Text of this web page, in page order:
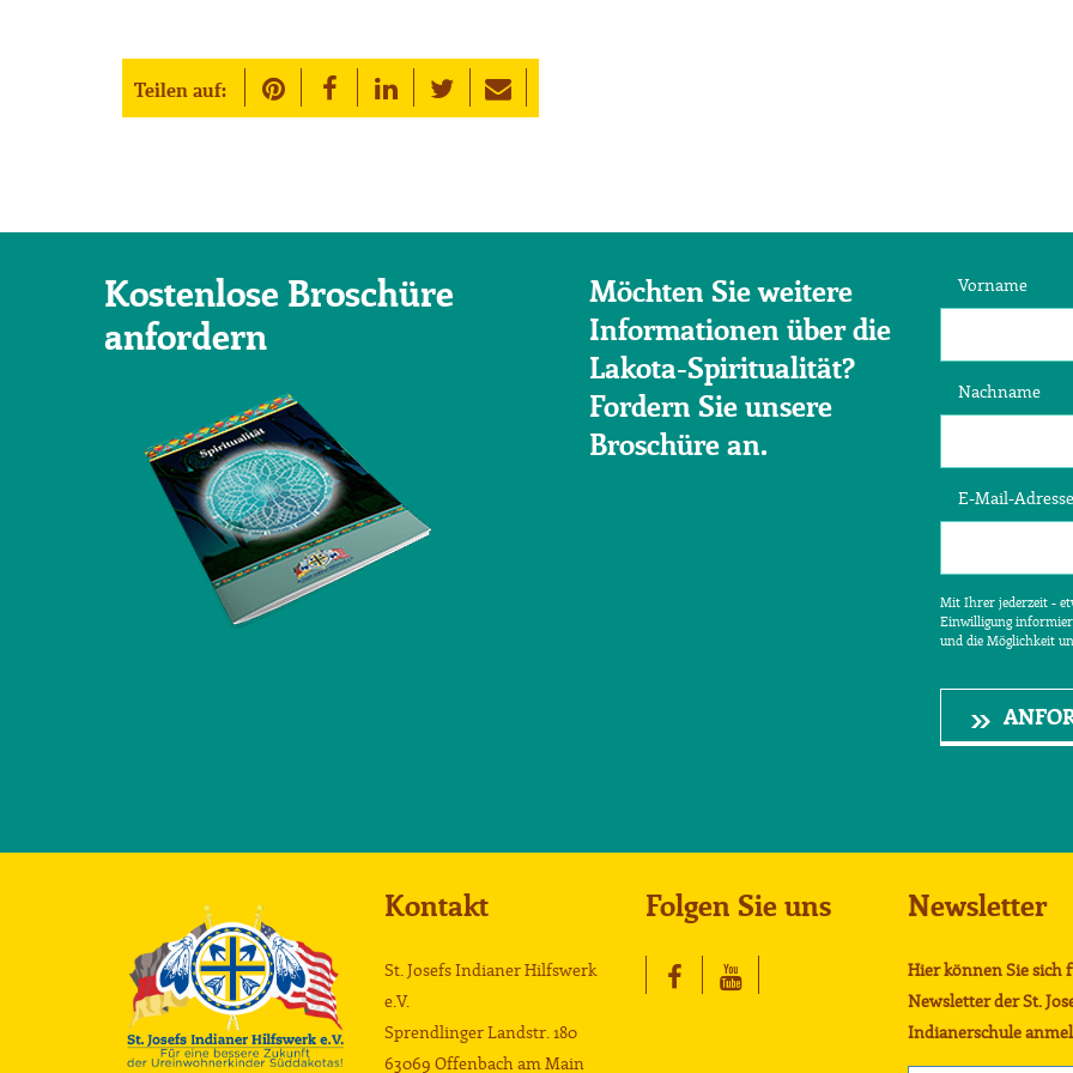
Teilen auf:
Kostenlose Broschüre
anfordern
Möchten Sie weitere
Informationen über die
Lakota-Spiritualität?
Fordern Sie unsere
Broschüre an.
Vorname
Nachname
E-Mail-Adresse
Mit Ihrer jederzeit -
Einwilligung
und die Möglichkeit
Kontakt
St. Josefs Indianer Hilfswerk
e.V.
Sprendlinger Landstr. 180
63069 Offenbach am Main
Folgen Sie uns Newsletter
Hier können Sie sich
Newsletter der St.
Indianerschule